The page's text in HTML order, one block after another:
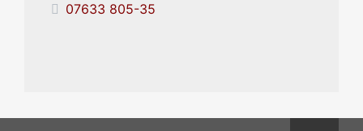
07633 805-35